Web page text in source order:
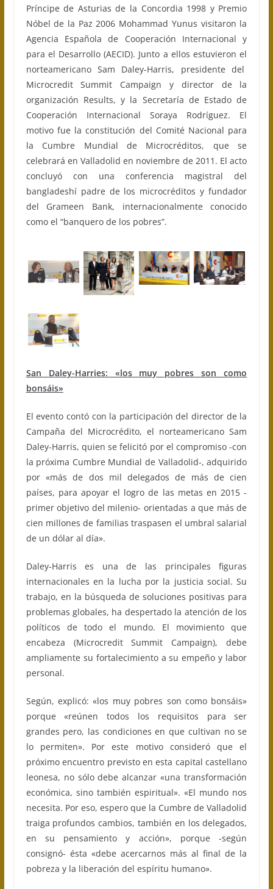
Príncipe de Asturias de la Concordia 1998 y Premio
Nóbel de la Paz 2006 Mohammad Yunus visitaron la
Agencia Española de Cooperación Internacional y
para el Desarrollo (AECID). Junto a ellos estuvieron el
norteamericano Sam Daley-Harris, presidente del
Microcredit Summit Campaign y director de la
organización Results, y la Secretaría de Estado de
Cooperación Internacional Soraya Rodríguez. El
motivo fue la constitución del Comité Nacional para
la Cumbre Mundial de Microcréditos, que se
celebrará en Valladolid en noviembre de 2011. El acto
concluyó con una conferencia magistral del
bangladeshí padre de los microcréditos y fundador
del Grameen Bank, internacionalmente conocido
como el “banquero de los pobres”.
San Daley-Harries: «los muy pobres son como
bonsáis»
El evento contó con la participación del director de la
Campaña del Microcrédito, el norteamericano Sam
Daley-Harris, quien se felicitó por el compromiso -con
la próxima Cumbre Mundial de Valladolid-, adquirido
por «más de dos mil delegados de más de cien
países, para apoyar el logro de las metas en 2015 -
primer objetivo del milenio- orientadas a que más de
cien millones de familias traspasen el umbral salarial
de un dólar al día».
Daley-Harris es una de las principales figuras
internacionales en la lucha por la justicia social. Su
trabajo, en la búsqueda de soluciones positivas para
problemas globales, ha despertado la atención de los
políticos de todo el mundo. El movimiento que
encabeza (Microcredit Summit Campaign), debe
ampliamente su fortalecimiento a su empeño y labor
personal.
Según, explicó: «los muy pobres son como bonsáis»
porque «reúnen todos los requisitos para ser
grandes pero, las condiciones en que cultivan no se
lo permiten». Por este motivo consideró que el
próximo encuentro previsto en esta capital castellano
leonesa, no sólo debe alcanzar «una transformación
económica, sino también espiritual». «El mundo nos
necesita. Por eso, espero que la Cumbre de Valladolid
traiga profundos cambios, también en los delegados,
en su pensamiento y acción», porque -según
consignó- ésta «debe acercarnos más al final de la
pobreza y la liberación del espíritu humano».